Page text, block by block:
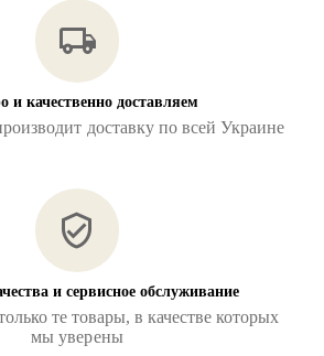
и качественно доставляем
доставку по всей Украине
и сервисное обслуживание
те товары, в качестве которых
мы уверены